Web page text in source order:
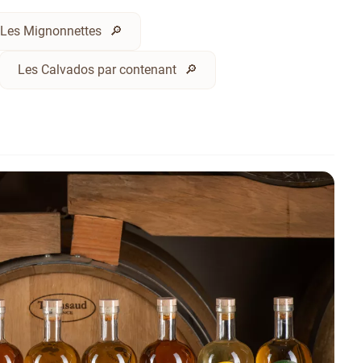
Les Mignonnettes
Les Calvados par contenant